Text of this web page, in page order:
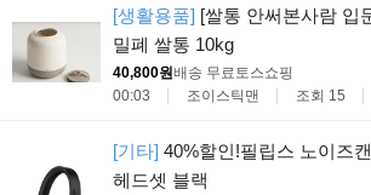
[생활용품] [쌀통 안써본사람 입
밀폐 쌀통 10kg
40,800원배송 무료 토스쇼핑
00:03
조이스틱맨 조회 15
[기타] 40%할인!필립스 노이즈
헤드셋 블랙